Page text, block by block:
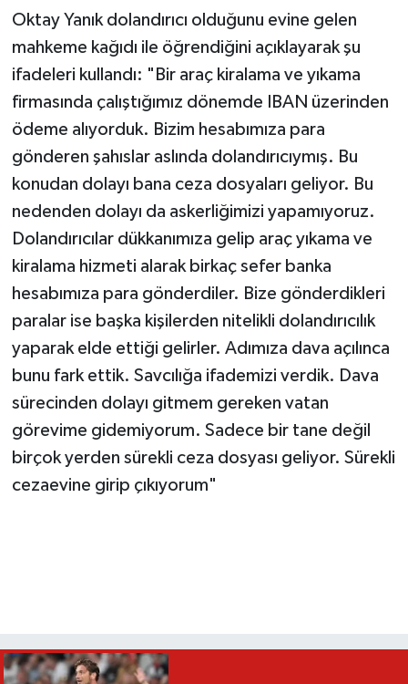
Oktay Yanık dolandırıcı olduğunu evine gelen
mahkeme kağıdı ile öğrendiğini açıklayarak şu
ifadeleri kullandı: "Bir araç kiralama ve yıkama
firmasında çalıştığımız dönemde IBAN üzerinden
ödeme alıyorduk. Bizim hesabımıza para
gönderen şahıslar aslında dolandırıcıymış. Bu
konudan dolayı bana ceza dosyaları geliyor. Bu
nedenden dolayı da askerliğimizi yapamıyoruz.
Dolandırıcılar dükkanımıza gelip araç yıkama ve
kiralama hizmeti alarak birkaç sefer banka
hesabımıza para gönderdiler. Bize gönderdikleri
paralar ise başka kişilerden nitelikli dolandırıcılık
yaparak elde ettiği gelirler. Adımıza dava açılınca
bunu fark ettik. Savcılığa ifademizi verdik. Dava
sürecinden dolayı gitmem gereken vatan
görevime gidemiyorum. Sadece bir tane değil
birçok yerden sürekli ceza dosyası geliyor. Sürekli
cezaevine girip çıkıyorum"